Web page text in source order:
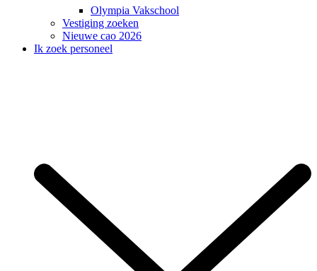
Olympia Vakschool
Vestiging zoeken
Nieuwe cao 2026
Ik zoek personeel